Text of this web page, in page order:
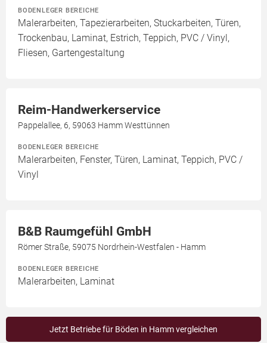
BODENLEGER BEREICHE
Malerarbeiten, Tapezierarbeiten, Stuckarbeiten, Türen,
Trockenbau, Laminat, Estrich, Teppich, PVC / Vinyl,
Fliesen, Gartengestaltung
Reim-Handwerkerservice
Pappelallee, 6, 59063 Hamm Westtünnen
BODENLEGER BEREICHE
Malerarbeiten, Fenster, Türen, Laminat, Teppich, PVC /
Vinyl
B&B Raumgefühl GmbH
Römer Straße, 59075 Nordrhein-Westfalen - Hamm
BODENLEGER BEREICHE
Malerarbeiten, Laminat
Jetzt Betriebe für Böden in Hamm vergleichen